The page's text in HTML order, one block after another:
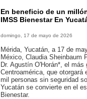
En beneficio de un
IMSS Bienestar En
domingo, 17 de mayo de 2026
Mérida, Yucatán, a 17 de
México, Claudia Sheinbaum
Dr. Agustín O'Horán*, el
Centroamérica, que otorgará
mil personas sin seguridad
Yucatán se convierte en el
Bienestar.